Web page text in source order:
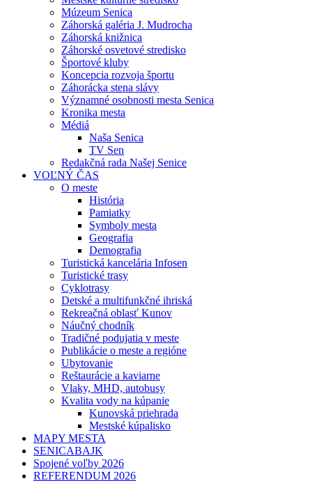
Múzeum Senica
Záhorská galéria J. Mudrocha
Záhorská knižnica
Záhorské osvetové stredisko
Športové kluby
Koncepcia rozvoja športu
Záhorácka stena slávy
Významné osobnosti mesta Senica
Kronika mesta
Médiá
Naša Senica
TV Sen
Redakčná rada Našej Senice
VOĽNÝ ČAS
O meste
História
Pamiatky
Symboly mesta
Geografia
Demografia
Turistická kancelária Infosen
Turistické trasy
Cyklotrasy
Detské a multifunkčné ihriská
Rekreačná oblasť Kunov
Náučný chodník
Tradičné podujatia v meste
Publikácie o meste a regióne
Ubytovanie
Reštaurácie a kaviarne
Vlaky, MHD, autobusy
Kvalita vody na kúpanie
Kunovská priehrada
Mestské kúpalisko
MAPY MESTA
SENICABAJK
Spojené voľby 2026
REFERENDUM 2026